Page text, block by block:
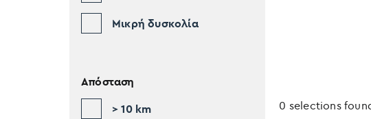
Μικρή δυσκολία
Απόσταση
> 10 km
0 selections